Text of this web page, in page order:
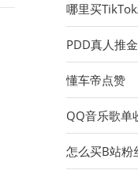
哪里买
PDD真人推
懂车帝点赞
QQ音乐歌单
怎么买B站粉